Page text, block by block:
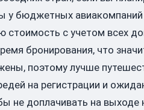
у бюджетных
с учетом всех
бронирования, что
поэтому лучше
на регистрации и
не доплачивать на